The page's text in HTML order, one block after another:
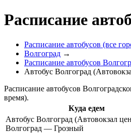
Расписание
Расписание автобусов (все
Волгоград →
Расписание автобусов
Автобус Волгоград
Расписание автобусов
время).
Куда едем
Автобус Волгоград (Автовокзал
Волгоград — Грозный